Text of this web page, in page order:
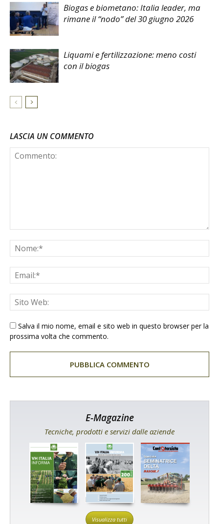
Biogas e biometano: Italia leader, ma
rimane il “nodo” del 30 giugno 2026
Liquami e fertilizzazione: meno costi
con il biogas
LASCIA UN COMMENTO
Salva il mio nome, email e sito web in questo browser per la
prossima volta che commento.
E-Magazine
Tecniche, prodotti e servizi dalle aziende
Visualizza tutti